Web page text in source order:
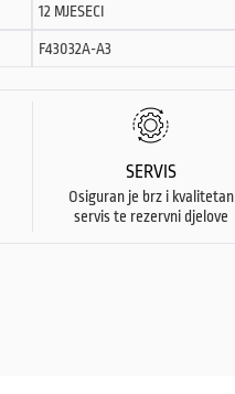
12 MJESECI
F43032A-A3
SERVIS
Osiguran je brz i kvalitetan
servis te rezervni djelove